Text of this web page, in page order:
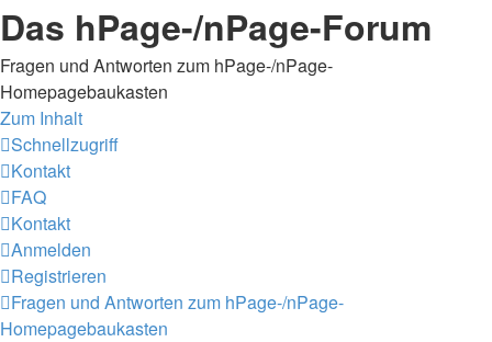
Das hPage-/nPage-Forum
Fragen und Antworten zum hPage-/nPage-
Homepagebaukasten
Zum Inhalt
Schnellzugriff
Kontakt
FAQ
Kontakt
Anmelden
Registrieren
Fragen und Antworten zum hPage-/nPage-
Homepagebaukasten